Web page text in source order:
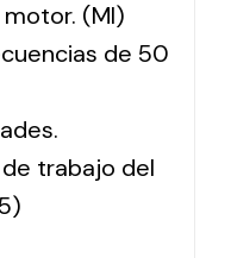
motor. (MI)
de 50
trabajo del